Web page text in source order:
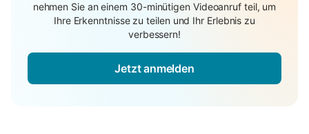
nehmen Sie an einem 30-minütigen Videoanruf teil, um
Ihre Erkenntnisse zu teilen und Ihr Erlebnis zu
verbessern!
Jetzt anmelden